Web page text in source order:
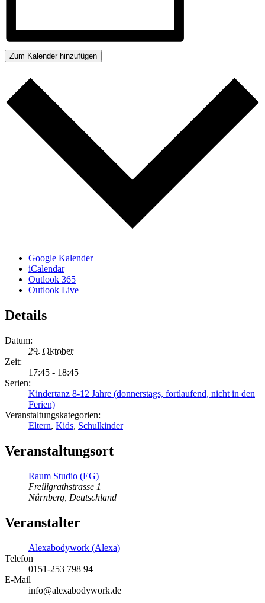
Zum Kalender hinzufügen
Google Kalender
iCalendar
Outlook 365
Outlook Live
Details
Datum:
29. Oktober
Zeit:
17:45 - 18:45
Serien:
Kindertanz 8-12 Jahre (donnerstags, fortlaufend, nicht in den
Ferien)
Veranstaltungskategorien:
Eltern, Kids, Schulkinder
Veranstaltungsort
Raum Studio (EG)
Freiligrathstrasse 1
Nürnberg Deutschland
Veranstalter
Alexabodywork (Alexa)
Telefon
0151-253 798 94
E-Mail
info@alexabodywork.de